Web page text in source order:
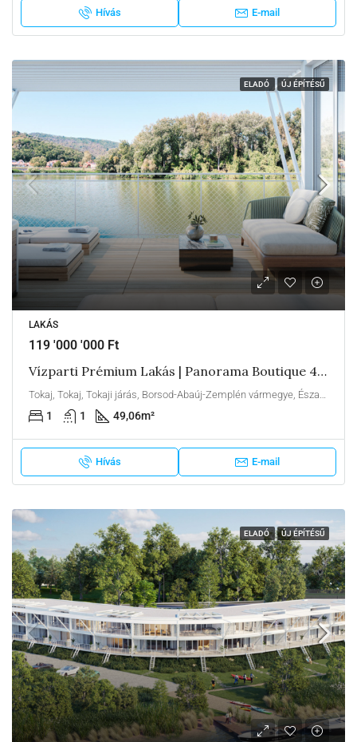
Hívás E-mail
ELADÓ ÚJ ÉPÍTÉSŰ
LAKÁS
119 '000 '000 Ft
Vízparti Prémium Lakás | Panorama Boutique 49 A6
1 1 49,06m²
Hívás E-mail
ELADÓ ÚJ ÉPÍTÉSŰ